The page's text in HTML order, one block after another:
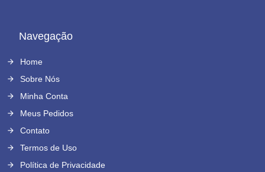
Navegação
Home
Sobre Nós
Minha Conta
Meus Pedidos
Contato
Termos de Uso
Política de Privacidade